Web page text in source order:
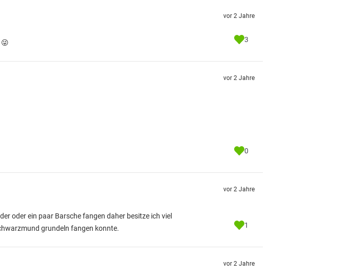
vor 2 Jahre
3
vor 2 Jahre
0
oder ein paar Barsche fangen daher besitze ich viel
grundeln fangen konnte.
vor 2 Jahre
1
vor 2 Jahre